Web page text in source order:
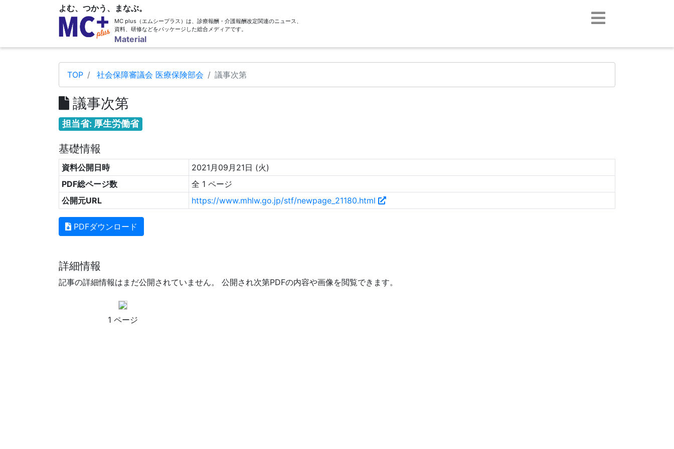
よむ、つかう、まなぶ。
MC plus（エムシープラス）は、診療報酬・介護報酬改定関連のニュース、
資料、研修などをパッケージした総合メディアです。
Material
TOP 社会保障審議会 医療保険部会 議事次第
議事次第
担当省: 厚生労働省
基礎情報
資料公開日時
2021月09月21日 (火)
PDF総ページ数
全 1 ページ
公開元URL
https://www.mhlw.go.jp/stf/newpage_21180.html
PDFダウンロード
詳細情報
記事の詳細情報はまだ公開されていません。 公開され次第PDFの内容や画像を閲覧できます。
1 ページ